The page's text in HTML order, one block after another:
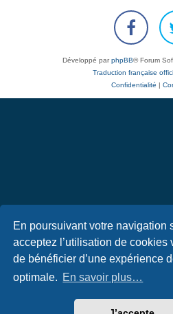
En poursuivant votre navigation
acceptez l’utilisation de cookies
de bénéficier d’une expérience
optimale. En savoir plus…
Développé parphpBB® Forum
Traduction française
Confidentialité